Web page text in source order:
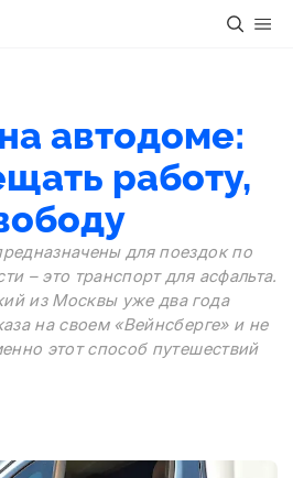
автодоме:
работу,
для поездок по
– это транспорт для асфальта.
из Москвы уже два года
на своем «Вейнсберге» и не
этот способ путешествий